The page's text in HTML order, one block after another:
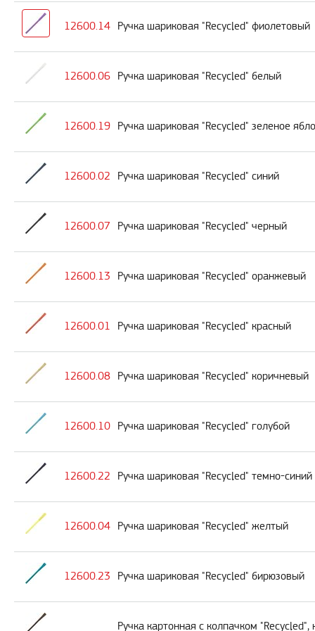
12600.14 Ручка шариковая "Recycled" фиолетовый
12600.06 Ручка шариковая "Recycled" белый
12600.19 Ручка шариковая "Recycled" зеленое
12600.02 Ручка шариковая "Recycled" синий
12600.07 Ручка шариковая "Recycled" черный
12600.13 Ручка шариковая "Recycled" оранжевый
12600.01 Ручка шариковая "Recycled" красный
12600.08 Ручка шариковая "Recycled" коричневый
12600.10 Ручка шариковая "Recycled" голубой
12600.22 Ручка шариковая "Recycled" темно-синий
12600.04 Ручка шариковая "Recycled" желтый
12600.23 Ручка шариковая "Recycled" бирюзовый
Ручка картонная с колпачком "Recycled",